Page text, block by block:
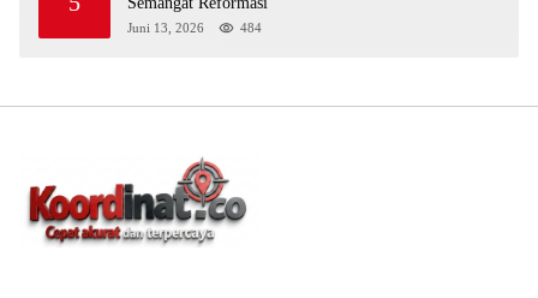
Juni 13, 2026 484